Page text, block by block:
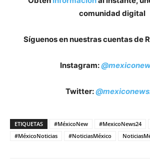
comunidad digital
Síguenos en nuestras cuentas de
Instagram:
Twitter:
ETIQUETAS #MéxicoNew #MexicoNews24
#MéxicoNoticias
#NoticiasMéxico